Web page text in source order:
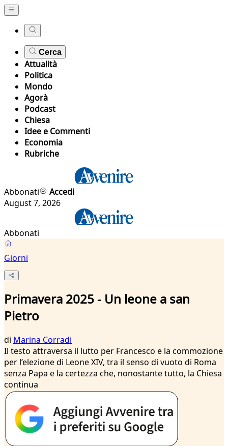
Cerca
Attualità
Politica
Mondo
Agorà
Podcast
Chiesa
Idee e Commenti
Economia
Rubriche
Abbonati
Accedi
August 7, 2026
Abbonati
Giorni
Primavera 2025 - Un leone a san
Pietro
di Marina Corradi
Il testo attraversa il lutto per Francesco e la commozione
per l’elezione di Leone XIV, tra il senso di vuoto di Roma
senza Papa e la certezza che, nonostante tutto, la Chiesa
continua